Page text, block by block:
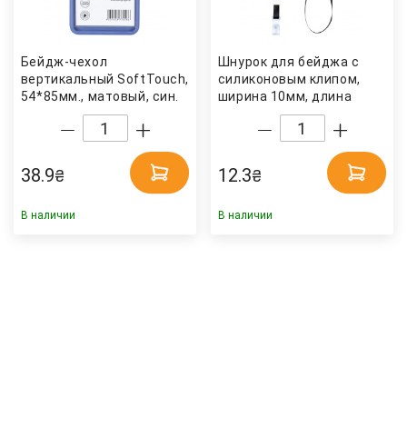
Бейдж-чехол
вертикальный SoftTouch,
54*85мм., матовый, син.
38.9₴
В наличии
Шнурок для бейджа с
силиконовым клипом,
ширина 10мм, длина
45см. черн. Axent
12.3₴
В наличии